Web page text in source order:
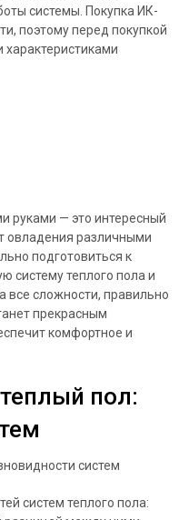
системы. Покупка ИК-
поэтому перед покупкой
характеристиками
руками — это интересный
овладения различными
подготовиться к
систему теплого пола и
все сложности, правильно
прекрасным
комфортное и
пол:
систем теплого пола: